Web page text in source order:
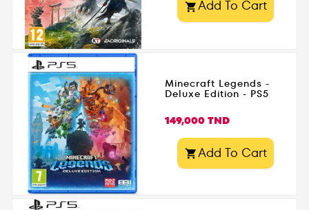
ancien qui menace le
monde des sorciers.
Add To Cart
Minecraft Legends -
Deluxe Edition - PS5
Prix
149,000 TND
Add To Cart